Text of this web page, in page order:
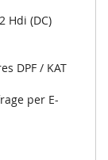
Hdi (DC)
DPF / KAT
per E-